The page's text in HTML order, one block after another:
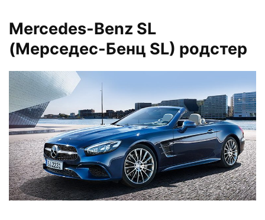
Mercedes-Benz SL
(Мерседес-Бенц SL) родстер